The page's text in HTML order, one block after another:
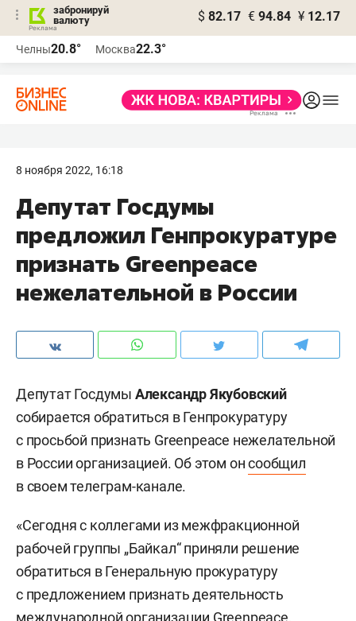
забронируй
валюту
$ 82.17 € 94.84 ¥ 12.17
Челны20.8° Москва22.3°
8 ноября 2022, 16:18
Депутат Госдумы
предложил Генпрокуратуре
признать Greenpeace
нежелательной в России
Депутат Госдумы Александр Якубовский
собирается обратиться в Генпрокуратуру
с просьбой признать Greenpeace нежелательной
в России организацией. Об этом онсообщил
в своем телеграм-канале.
«Сегодня с коллегами из межфракционной
рабочей группы „Байкал“ приняли решение
обратиться в Генеральную прокуратуру
с предложением признать деятельность
международной организации Greenpeace,